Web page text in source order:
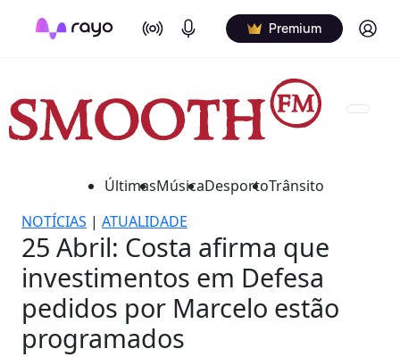
On Air Podcasts Premium Log in
ÚltimasMúsicaDesportoTrânsito
NOTÍCIAS | ATUALIDADE
25 Abril: Costa afirma que
investimentos em Defesa
pedidos por Marcelo estão
programados